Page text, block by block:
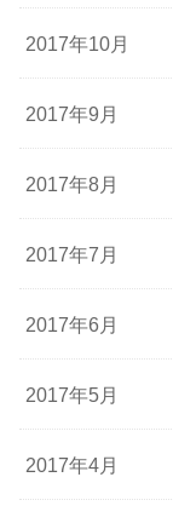
2017年10月
2017年9月
2017年8月
2017年7月
2017年6月
2017年5月
2017年4月